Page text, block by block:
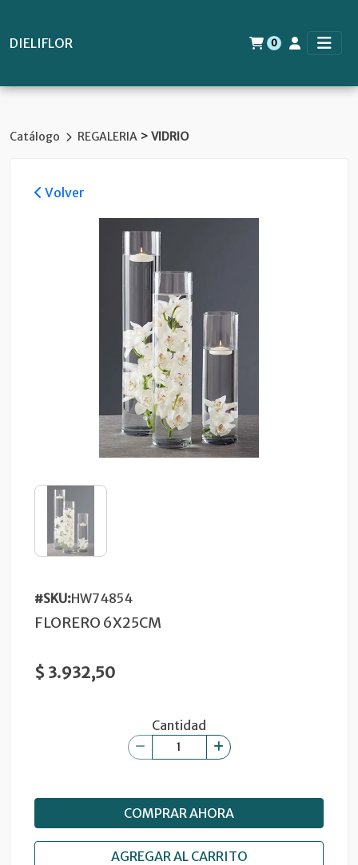
DIELIFLOR 0
Catálogo REGALERIA > VIDRIO
Volver
#SKU:HW74854
FLORERO 6X25CM
$ 3.932,50
Cantidad
COMPRAR AHORA
AGREGAR AL CARRITO